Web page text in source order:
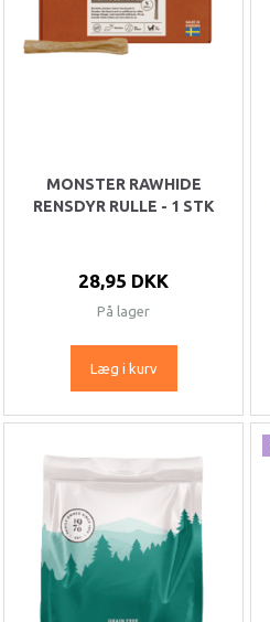
MONSTER RAWHIDE
RENSDYR RULLE - 1 STK
28,95 DKK
På lager
Læg i kurv